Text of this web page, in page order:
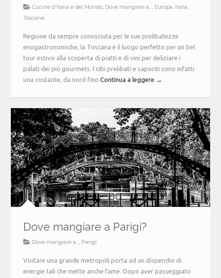
Cucine d'Italia e del Mondo, Dove mangiare a..., Europa, Italia,
Toscana
Regione da sempre conosciuta per le sue prelibatezze
enogastronomiche, la Toscana è il luogo perfetto per un bel
tour estivo alla scoperta di piatti e di vini per deliziare i
palati dei più gourmets. I cibi prelibati e saporiti sono infatti
una costante, da nord finoContinua a leggere →
Dove mangiare a Parigi?
Dove mangiare a..., Parigi
Visitare una grande metropoli porta ad un dispendio di
energie tali che mette anche fame. Dopo aver passeggiato